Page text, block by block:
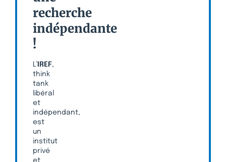
recherche
indépendante
!
L’ IREF,
think
tank
libéral
et
indépendant,
est
un
institut
privé